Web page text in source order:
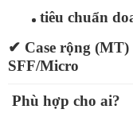
tiêu chuẩn
✔ Case rộng (MT)
SFF/Micro
Phù hợp cho ai?